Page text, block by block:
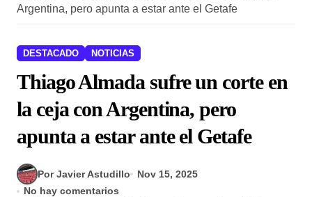
Argentina, pero apunta a estar ante el Getafe
DESTACADO NOTICIAS
Thiago Almada sufre un corte en
la ceja con Argentina, pero
apunta a estar ante el Getafe
Por Javier Astudillo
Nov 15, 2025
No hay comentarios